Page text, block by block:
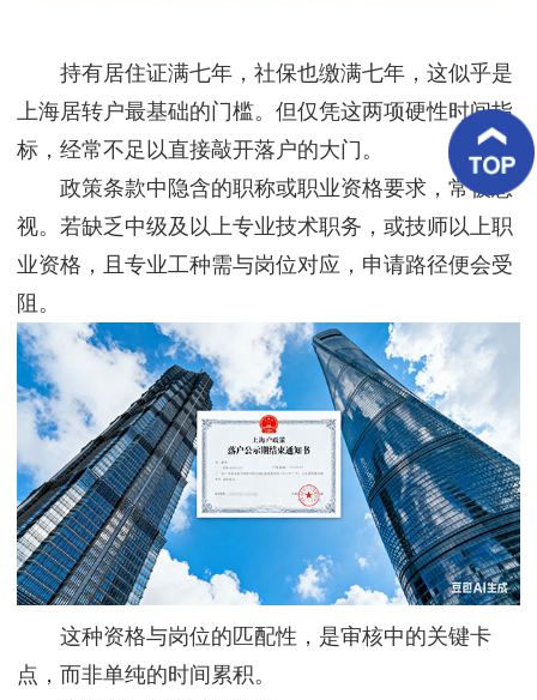
案
好
评
新
闻
资
讯
联
我
们
持有居住证满七年，社保也缴满七年，这似乎是
上海居转户最基础的门槛。但仅凭这两项硬性时间指
标，经常不足以直接敲开落户的大门。
政策条款中隐含的职称或职业资格要求，常被忽
视。若缺乏中级及以上专业技术职务，或技师以上职
业资格，且专业工种需与岗位对应，申请路径便会受
阻。
这种资格与岗位的匹配性，是审核中的关键卡
点，而非单纯的时间累积。